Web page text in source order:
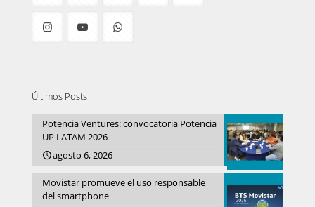
Últimos Posts
Potencia Ventures: convocatoria Potencia
UP LATAM 2026
agosto 6, 2026
Movistar promueve el uso responsable
del smartphone